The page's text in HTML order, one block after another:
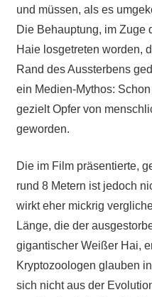
und müssen, als es
Die Behauptung, im Zuge
Haie losgetreten worden,
Rand des Aussterbens
ein Medien-Mythos:
gezielt Opfer von
geworden.
Die im Film präsentierte,
rund 8 Metern ist jedoch
wirkt eher mickrig
Länge, die der
gigantischer Weißer Hai,
Kryptozoologen glauben
sich nicht aus der